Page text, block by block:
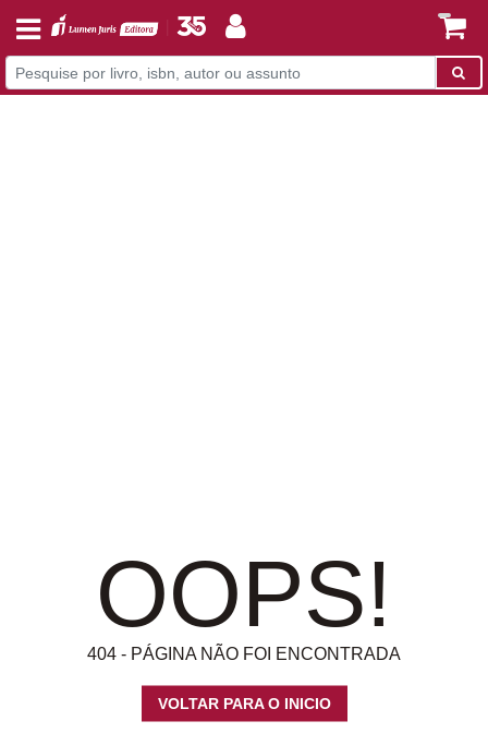
OOPS!
404 - PÁGINA NÃO FOI ENCONTRADA
VOLTAR PARA O INICIO